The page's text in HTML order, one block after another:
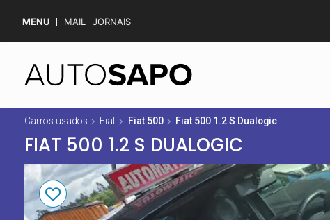
MENU MAIL JORNAIS
Carros usados Fiat Fiat 500 Fiat 500 1.2 S Dualogic
FIAT 500 1.2 S DUALOGIC